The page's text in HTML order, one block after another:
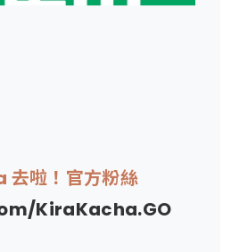
啦！官方粉絲
KiraKacha.GO